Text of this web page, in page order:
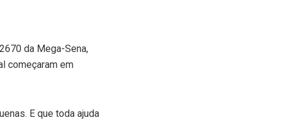
da Mega-Sena,
começaram em
E que toda ajuda